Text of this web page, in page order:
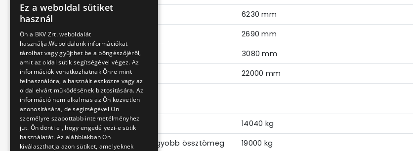
"A" - "B"
6230 mm
Mellső túlnyúlás
2690 mm
Hátsó túlnyúlás
3080 mm
Fordulókör átmérő
22000 mm
Tömegadatok
Saját tömeg
14040 kg
Megengedett legnagyobb össztömeg
19000 kg
Ez a weboldal sütiket
használ
Ön a BKV Zrt. weboldalát
használja.Weboldalunk információkat
tárolhat vagy gyűjthet be a böngészőjéről,
amit az oldal sütik segítségével végez. Az
információk vonatkozhatnak Önre mint
felhasználóra, a használt eszközre vagy az
oldal elvárt működésének biztosítására. Az
információ nem alkalmas az Ön közvetlen
azonosítására, de segítségével Ön
személyre szabottabb internetélményhez
jut. Ön dönti el, hogy engedélyezi-e sütik
használatát. Az alábbiakban Ön
kiválaszthatja azon sütiket, amelyeknek